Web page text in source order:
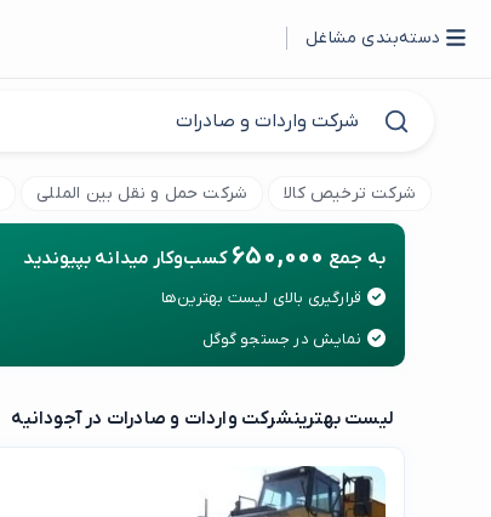
دسته‌بندی مشاغل
شرکت ترخیص کالا شرکت حمل و نقل بین المللی
به جمع 650,000 کسب‌وکار میدانه بپیوندید
قرارگیری بالای لیست بهترین‌ها
نمایش در جستجو گوگل
لیست بهترینشرکت واردات و صادرات در آجودانیه